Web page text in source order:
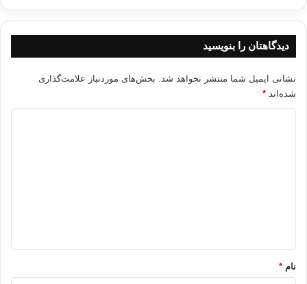
می مونند.از بودن با اونا لذت می بری ولی با اونا به جایی نمی رسی.
بزرگترين خوشبختي بدبختي هاي كوچك است./ دكتر
شريعتي
های کسی راه نرفته ام در مورد راه رفتن او اظهار نظر نکنم./ دکتر شریعتی
دیدگاهتان را بنویسید
نشانی ایمیل شما منتشر نخواهد شد. بخش‌های موردنیاز علامت‌گذاری
شده‌اند *
نام *